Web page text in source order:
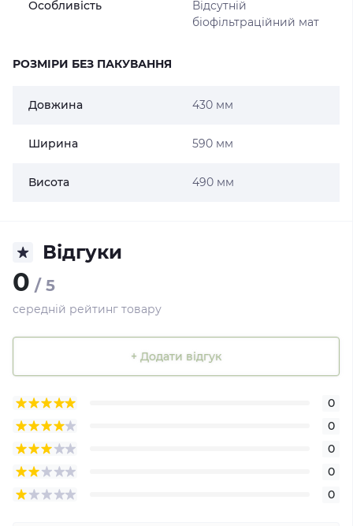
Особливість
Відсутній
біофільтраційний мат
РОЗМІРИ БЕЗ ПАКУВАННЯ
Довжина 430 мм
Ширина 590 мм
Висота 490 мм
Відгуки
0 / 5
середній рейтинг товару
+ Додати відгук
0
0
0
0
0